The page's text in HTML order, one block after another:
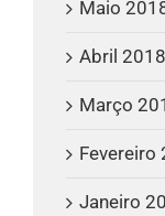
Maio
Abril 2018
Março
Fevereiro
Janeiro